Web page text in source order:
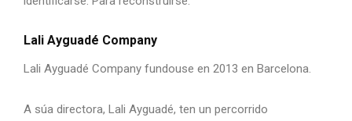
Lali Ayguadé Company
Lali Ayguadé Company fundouse en 2013 en Barcelona.
A súa directora, Lali Ayguadé, ten un percorrido